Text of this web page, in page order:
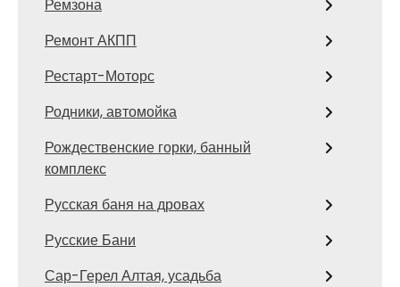
Ремзона
Ремонт АКПП
Рестарт-Моторс
Родники, автомойка
Рождественские горки, банный
комплекс
Русская баня на дровах
Русские Бани
Сар-Герел Алтая, усадьба